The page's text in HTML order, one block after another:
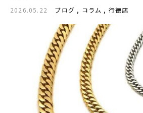
2026.05.22 ブログ コラム 行徳店